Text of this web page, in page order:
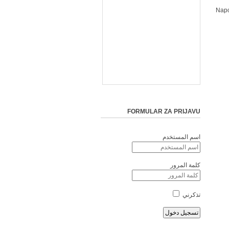
FORMULAR ZA PRIJAVU
اسم المستخدم
كلمة المرور
تذكرني